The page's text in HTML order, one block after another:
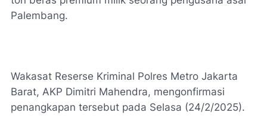
Palembang.
Wakasat Reserse Kriminal Polres Metro Jakarta
Barat, AKP Dimitri Mahendra, mengonfirmasi
penangkapan tersebut pada Selasa (24/2/2025).